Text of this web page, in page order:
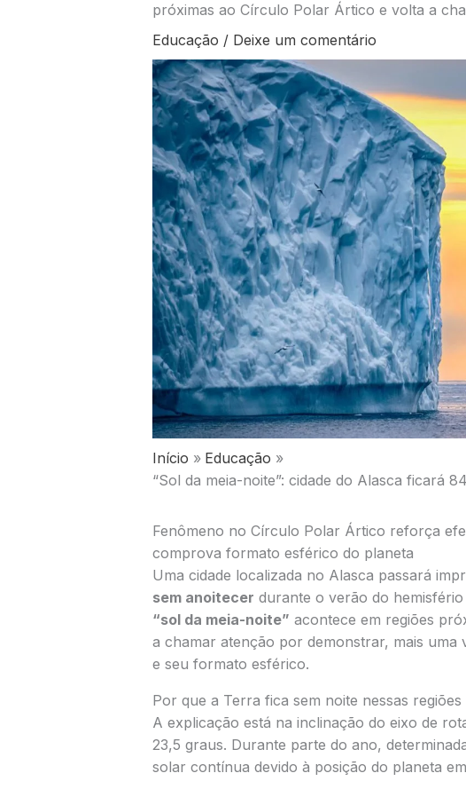
próximas ao Círculo Polar Ártico e volta a
Educação / Deixe um comentário
Início
Educação
“Sol da meia-noite”: cidade do Alasca ficará
Fenômeno no Círculo Polar Ártico reforça
comprova formato esférico do planeta
Uma cidade localizada no Alasca passará
sem anoitecer durante o verão do
“sol da meia-noite” acontece em regiões
a chamar atenção por demonstrar, mais uma
e seu formato esférico.
Por que a Terra fica sem noite nessas regiões
A explicação está na inclinação do eixo de
23,5 graus. Durante parte do ano,
solar contínua devido à posição do planeta